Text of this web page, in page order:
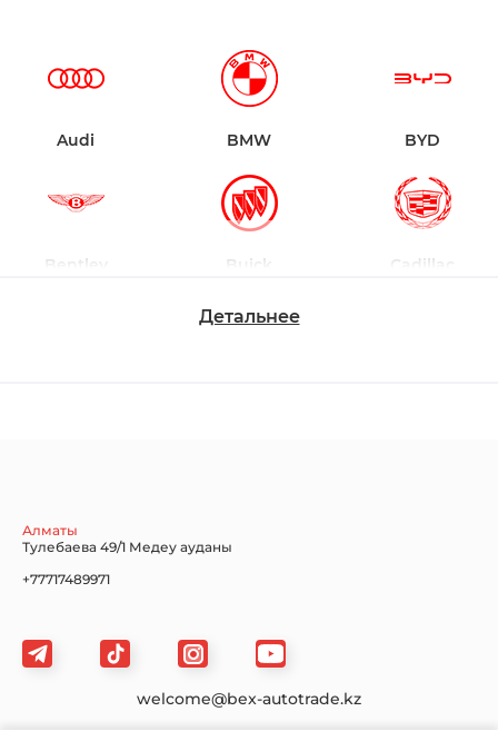
Audi BMW BYD
Bentley Buick Cadillac
Jaguar Jeep
Детальнее
Алматы
Тулебаева 49/1 Медеу ауданы
+77717489971
welcome@bex-autotrade.kz